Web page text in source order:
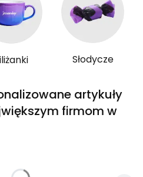
Słodycze
artykuły
firmom w